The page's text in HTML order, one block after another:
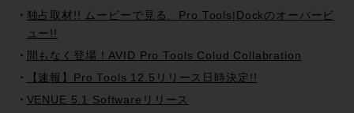
独占取材!! ムービーで見る、Pro Tools|Dockのオーバービ
ュー!!
間もなく登場！AVID Pro Tools Colud Collabration
【速報】Pro Tools 12.5リリース日時決定!!
VENUE 5.1 Softwareリリース